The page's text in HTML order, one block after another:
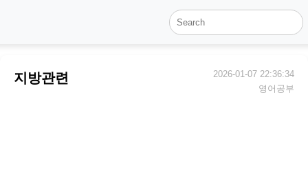
지방관련
2026-01-07 22:36:34
영어공부